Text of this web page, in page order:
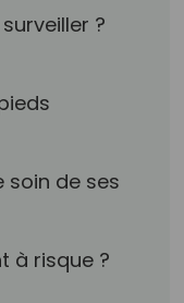
?
soin de ses
à risque ?